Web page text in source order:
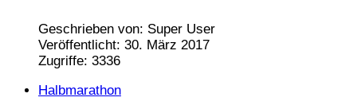
Geschrieben von: Super User
Veröffentlicht: 30. März 2017
Zugriffe: 3336
Halbmarathon